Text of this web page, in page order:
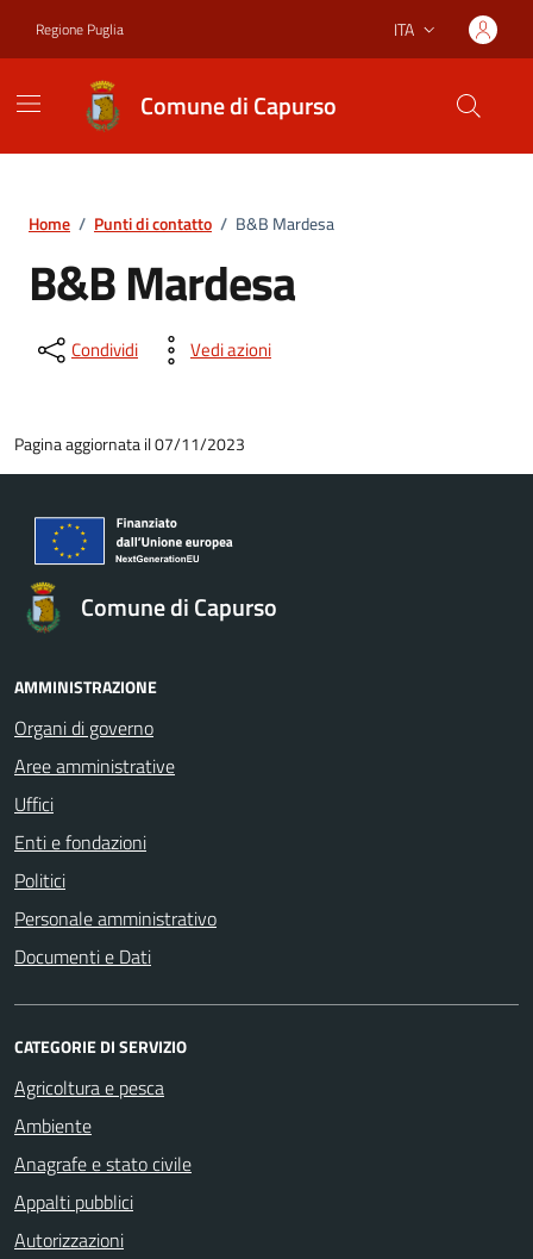
Regione Puglia Lingua attiva:
ITA
Comune di Capurso
Home / Punti di contatto / B&B Mardesa
B&B Mardesa
Condividi Vedi azioni
Pagina aggiornata il 07/11/2023
Comune di Capurso
AMMINISTRAZIONE
Organi di governo
Aree amministrative
Uffici
Enti e fondazioni
Politici
Personale amministrativo
Documenti e Dati
CATEGORIE DI SERVIZIO
Agricoltura e pesca
Ambiente
Anagrafe e stato civile
Appalti pubblici
Autorizzazioni